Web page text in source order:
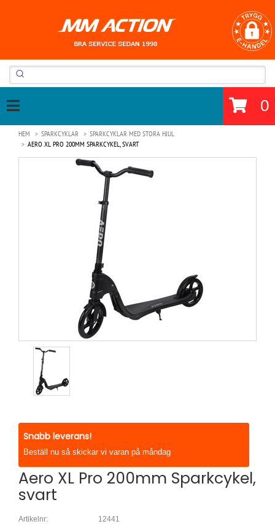
0
HEM SPARKCYKLAR
SPARKCYKLAR MED STORA HJUL
AERO XL PRO 200MM SPARKCYKEL, SVART
Snabb leverans!
Beställ nu så skickar vi varan på måndag
Aero XL Pro 200mm Sparkcykel,
svart
Artikelnr:
12441